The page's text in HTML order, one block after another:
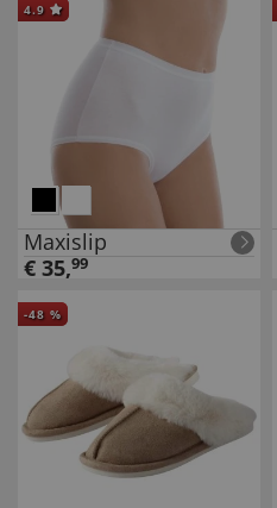
4.9
Maxislip
€ 35,99
-48 %